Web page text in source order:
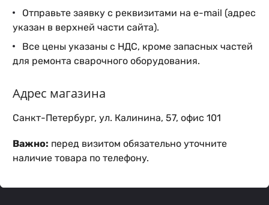
Отправьте заявку с реквизитами на e-mail (адрес
указан в верхней части сайта).
Все цены указаны с НДС, кроме запасных частей
для ремонта сварочного оборудования.
Адрес магазина
Санкт-Петербург, ул. Калинина, 57, офис 101
Важно: перед визитом обязательно уточните
наличие товара по телефону.